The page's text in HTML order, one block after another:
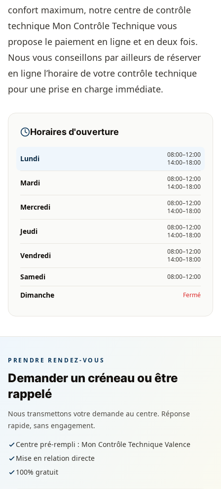
confort maximum, notre centre de contrôle
technique Mon Contrôle Technique vous
propose le paiement en ligne et en deux fois.
Nous vous conseillons par ailleurs de réserver
en ligne l’horaire de votre contrôle technique
pour une prise en charge immédiate.
Horaires d'ouverture
Lundi
08:00–12:00
14:00–18:00
Mardi
08:00–12:00
14:00–18:00
Mercredi
08:00–12:00
14:00–18:00
Jeudi
08:00–12:00
14:00–18:00
Vendredi
08:00–12:00
14:00–18:00
Samedi 08:00–12:00
Dimanche Fermé
PRENDRE RENDEZ-VOUS
Demander un créneau ou être
rappelé
Nous transmettons votre demande au centre. Réponse
rapide, sans engagement.
Centre pré-rempli : Mon Contrôle Technique Valence
Mise en relation directe
100% gratuit